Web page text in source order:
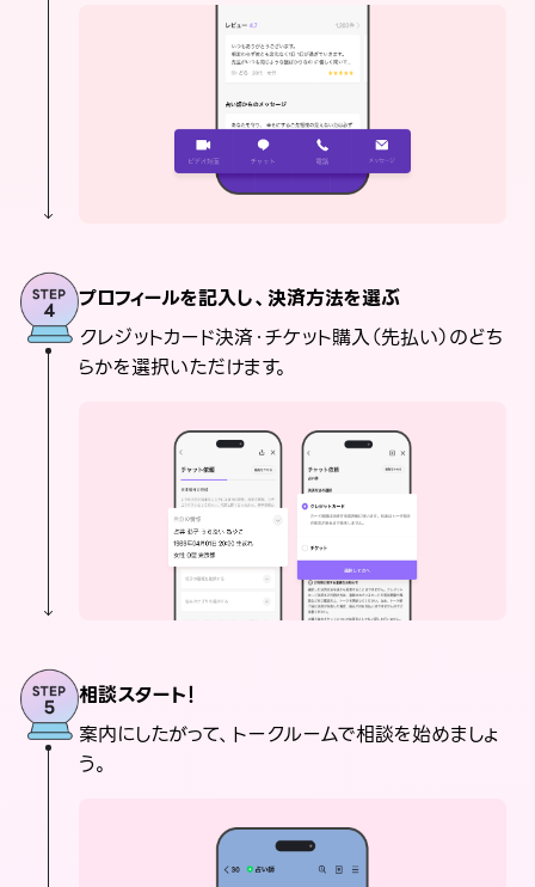
プロフィールを記入し、決済方法を選ぶ
クレジットカード決済・チケット購入（先払い）のどち
らかを選択いただけます。
相談スタート！
案内にしたがって、トークルームで相談を始めましょ
う。